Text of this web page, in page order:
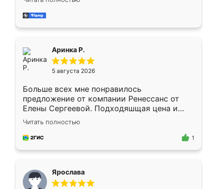
делу со всей ответственностью. Собрали
за день, ребята работали аккуратно, даже
Аринка Р.
5 августа 2026
Больше всех мне понравилось
предложение от компании Ренессанс от
Елены Сергеевой. Подходяшщая цена и
короткие сроки изготовления. Приехавший
для замера сотрудник Владислав
предложил по моему эскизу самый
Читать полностью
1
Ярослава